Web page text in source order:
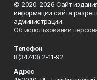
© 2020-2026 Сайт
информации сайта
администрации.
Об использовании
Телефон
8(34743) 2-11-92
Адрес